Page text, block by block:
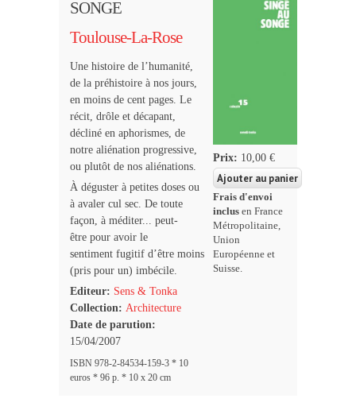
SONGE
Toulouse-La-Rose
Une histoire de l’humanité,
de la préhistoire à nos jours,
en moins de cent pages. Le
récit, drôle et décapant,
décliné en aphorismes, de
notre aliénation progressive,
ou plutôt de nos aliénations.
À déguster à petites doses ou
à avaler cul sec. De toute
façon, à méditer... peut-
être pour avoir le
sentiment fugitif d’être moins
(pris pour un) imbécile.
Editeur: Sens & Tonka
Collection: Architecture
Date de parution:
15/04/2007
ISBN 978-2-84534-159-3 * 10
euros * 96 p. * 10 x 20 cm
Prix: 10,00 €
Frais d'envoi
inclus en France
Métropolitaine,
Union
Européenne et
Suisse.